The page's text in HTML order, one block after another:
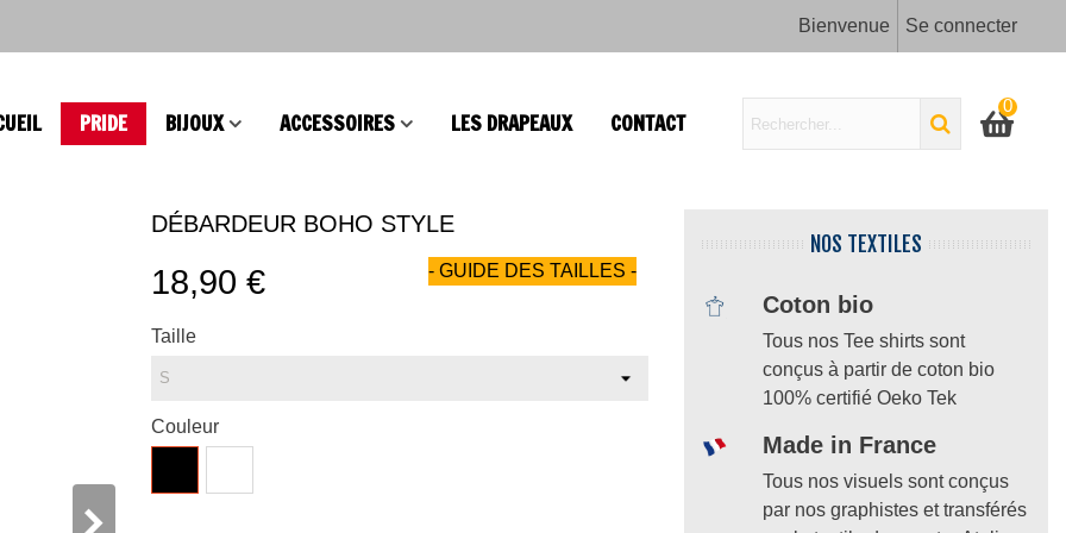
Bienvenue Se connecter
PRIDE BIJOUX ACCESSOIRES LES DRAPEAUX CONTACT
0
DÉBARDEUR BOHO STYLE
18,90 € - GUIDE DES TAILLES -
Taille
Couleur
NOS TEXTILES
Coton bio
Tous nos Tee shirts sont
conçus à partir de coton bio
100% certifié Oeko Tek
Made in France
Tous nos visuels sont conçus
par nos graphistes et transférés